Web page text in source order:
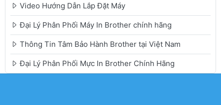
Video Hướng Dẫn Lắp Đặt Máy
Đại Lý Phân Phối Máy In Brother chính hãng
Thông Tin Tâm Bảo Hành Brother tại Việt Nam
Đại Lý Phân Phối Mực In Brother Chính Hãng